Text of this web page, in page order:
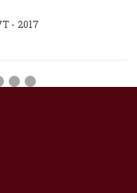
- 2017